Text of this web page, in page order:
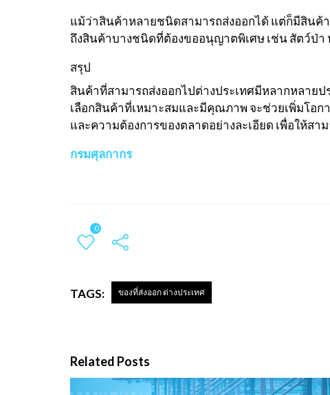
แม้ว่าสินค้าหลายชนิดสามารถส่งออกได้ แต่ก็มีสินค้
ถึงสินค้าบางชนิดที่ต้องขออนุญาตพิเศษ เช่น สัตว์ป่า
สรุป
สินค้าที่สามารถส่งออกไปต่างประเทศมีหลากหลาย
เลือกสินค้าที่เหมาะสมและมีคุณภาพ จะช่วยเพิ่มโอก
และความต้องการของตลาดอย่างละเอียด เพื่อให้ส
กรมศุลกากร
0
TAGS: ของที่ส่งออก ต่างประเทศ
Related Posts